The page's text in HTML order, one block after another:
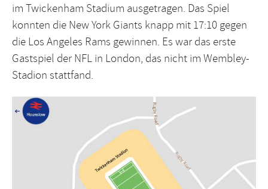
im Twickenham Stadium ausgetragen. Das Spiel
konnten die New York Giants knapp mit 17:10 gegen
die Los Angeles Rams gewinnen. Es war das erste
Gastspiel der NFL in London, das nicht im Wembley-
Stadion stattfand.